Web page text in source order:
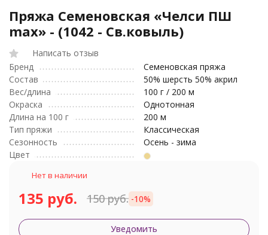
Пряжа Семеновская «Челси ПШ
max» - (1042 - Св.ковыль)
Написать отзыв
Бренд
Семеновская пряжа
Состав
50% шерсть 50% акрил
Вес/длина
100 г / 200 м
Окраска
Однотонная
Длина на 100 г
200 м
Тип пряжи
Классическая
Сезонность
Осень - зима
Цвет
Нет в наличии
135 руб. 150 руб. -10%
Уведомить